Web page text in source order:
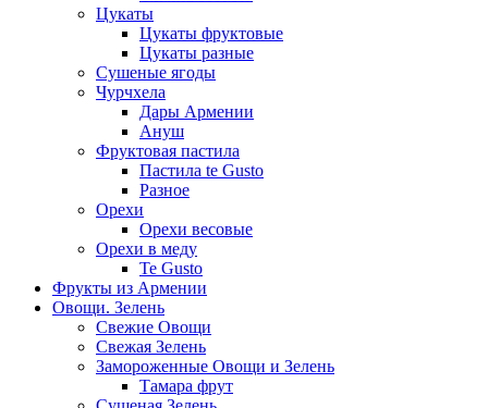
Цукаты
Цукаты фруктовые
Цукаты разные
Сушеные ягоды
Чурчхела
Дары Армении
Ануш
Фруктовая пастила
Пастила te Gusto
Разное
Орехи
Орехи весовые
Орехи в меду
Te Gusto
Фрукты из Армении
Овощи. Зелень
Свежие Овощи
Свежая Зелень
Замороженные Овощи и Зелень
Тамара фрут